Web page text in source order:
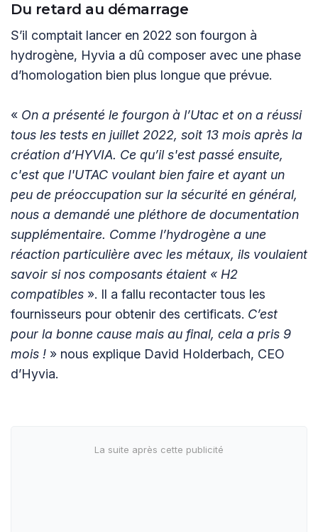
Du retard au démarrage
S’il comptait lancer en 2022 son fourgon à
hydrogène, Hyvia a dû composer avec une phase
d’homologation bien plus longue que prévue.
« On a présenté le fourgon à l’Utac et on a réussi
tous les tests en juillet 2022, soit 13 mois après la
création d’HYVIA. Ce qu’il s'est passé ensuite,
c'est que l'UTAC voulant bien faire et ayant un
peu de préoccupation sur la sécurité en général,
nous a demandé une pléthore de documentation
supplémentaire. Comme l’hydrogène a une
réaction particulière avec les métaux, ils voulaient
savoir si nos composants étaient « H2
compatibles ». Il a fallu recontacter tous les
fournisseurs pour obtenir des certificats. C’est
pour la bonne cause mais au final, cela a pris 9
mois ! » nous explique David Holderbach, CEO
d’Hyvia.